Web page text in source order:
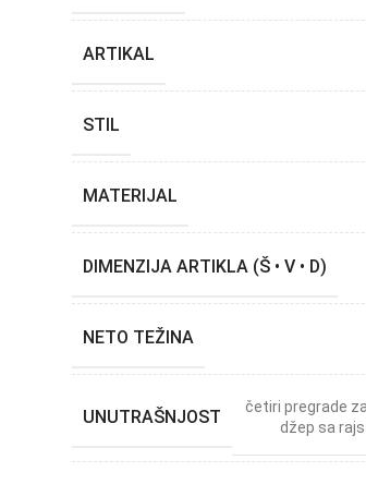
ARTIKAL
STIL
MATERIJAL
DIMENZIJA ARTIKLA (Š • V • D)
NETO TEŽINA
UNUTRAŠNJOST
četiri pregrade
džep sa